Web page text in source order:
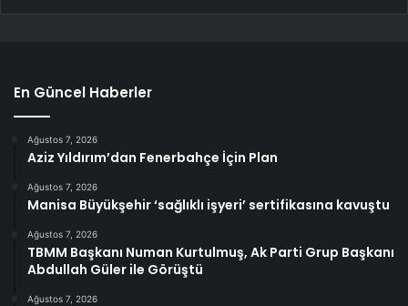
En Güncel Haberler
Ağustos 7, 2026
Aziz Yıldırım’dan Fenerbahçe İçin Plan
Ağustos 7, 2026
Manisa Büyükşehir ‘sağlıklı işyeri’ sertifikasına kavuştu
Ağustos 7, 2026
TBMM Başkanı Numan Kurtulmuş, Ak Parti Grup Başkanı
Abdullah Güler ile Görüştü
Ağustos 7, 2026